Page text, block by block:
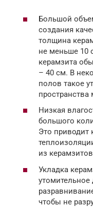
Большой
создания
толщина
не меньше 10
керамзита
– 40 см. В
полов такое
Низкая
большого
Это приводит
из
Укладка
утомительное
чтобы не